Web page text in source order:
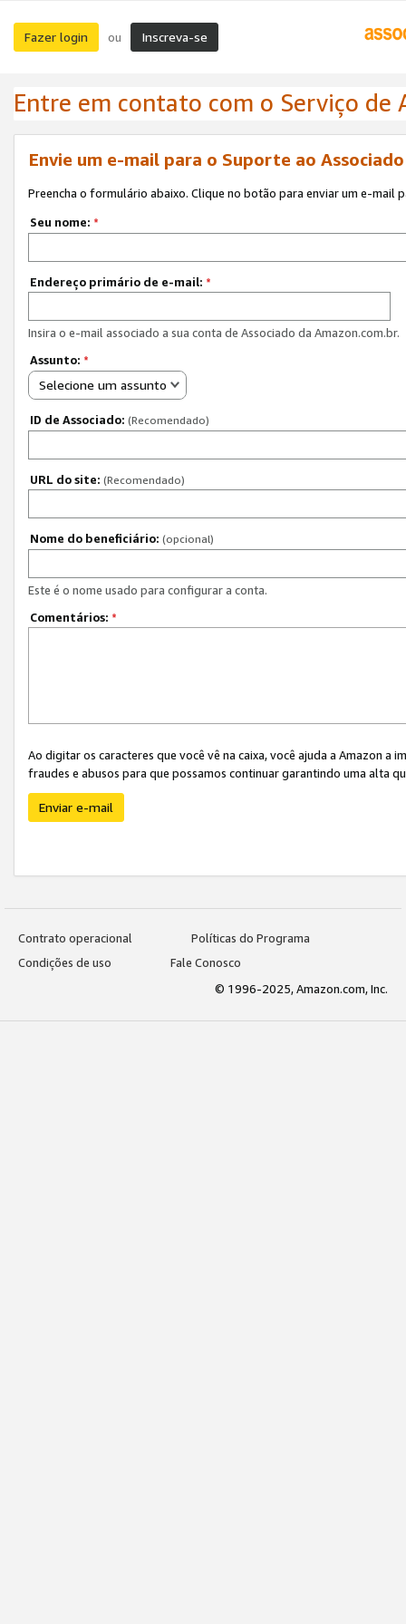
Fazer login ou Inscreva-se
Entre em contato com o Serviço de
Envie um e-mail para o Suporte ao
Preencha o formulário abaixo. Clique no botão para enviar um e-mail
Seu nome: *
Endereço primário de e-mail: *
Insira o e-mail associado a sua conta de Associado da Amazon.com.br.
Assunto: *
Selecione um assunto
ID de Associado: (Recomendado)
URL do site: (Recomendado)
Nome do beneficiário: (opcional)
Este é o nome usado para configurar a conta.
Comentários: *
Ao digitar os caracteres que você vê na caixa, você ajuda a Amazon
fraudes e abusos para que possamos continuar garantindo uma alta
Enviar e-mail
Contrato operacional
Políticas do Programa
Condições de uso
Fale Conosco
© 1996-2025, Amazon.com, Inc.